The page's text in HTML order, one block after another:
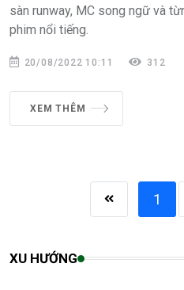
sàn runway, MC song ngữ và
phim nổi tiếng.
20/08/2022 10:11 312
XEM THÊM
1
XU HƯỚNG